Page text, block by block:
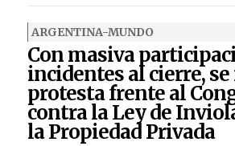
ARGENTINA-MUNDO
Con masiva
incidentes al cierre,
protesta frente al
contra la Ley de
la Propiedad Privada